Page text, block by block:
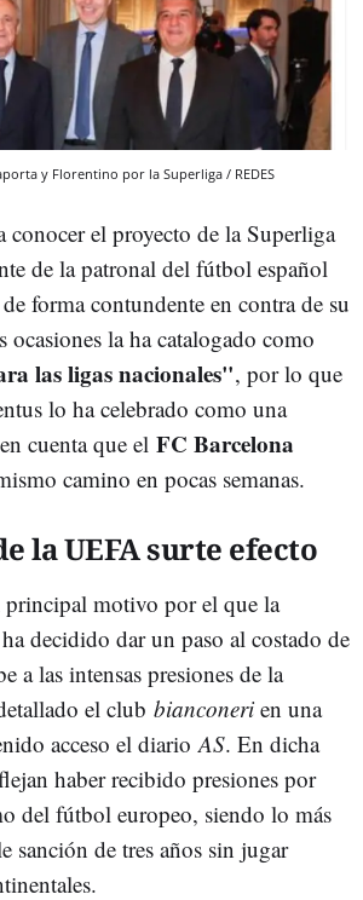
y Florentino por la Superliga / REDES
conocer el proyecto de la Superliga
de la patronal del fútbol español
forma contundente en contra de su
ocasiones la ha catalogado como
las ligas nacionales", por lo que
lo ha celebrado como una
cuenta que el FC Barcelona
camino en pocas semanas.
la UEFA surte efecto
principal motivo por el que la
decidido dar un paso al costado de
a las intensas presiones de la
el club bianconeri en una
acceso el diario AS. En dicha
haber recibido presiones por
del fútbol europeo, siendo lo más
sanción de tres años sin jugar